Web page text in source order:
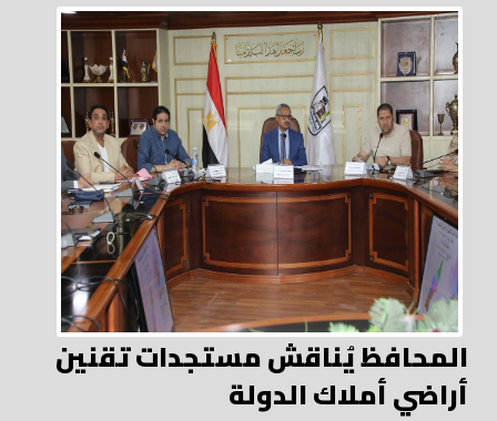
المحافظ يُناقش مستجدات تقنين
أراضي أملاك الدولة